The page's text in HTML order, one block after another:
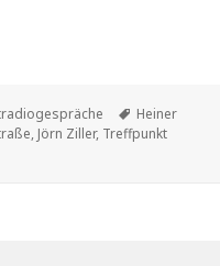
Schlagwörter
Heiner
, Jörn Ziller, Treffpunkt
mit Namen „nebenan“